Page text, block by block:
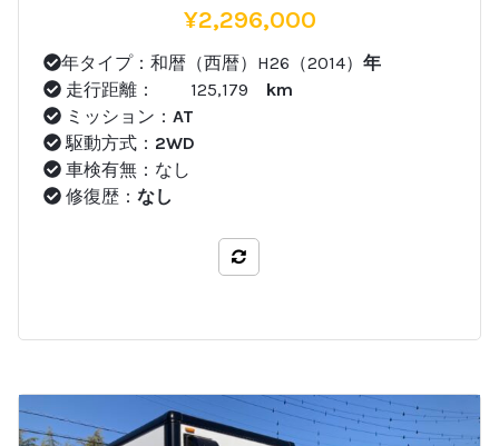
¥2,296,000
年タイプ：和暦（西暦）H26（2014） 年
走行距離： 125,179 km
ミッション： AT
駆動方式： 2WD
車検有無：なし
修復歴： なし
比較する